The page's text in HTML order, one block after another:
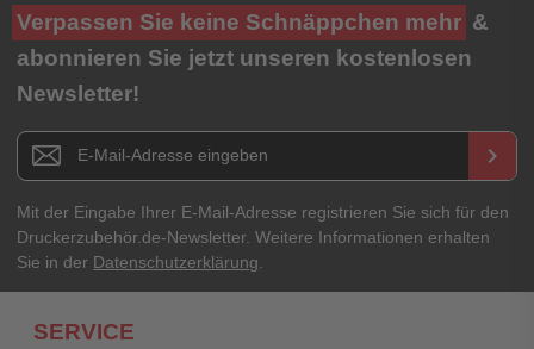
Ihre Bewertung**
★★★★★
Titel**
E-Mail-Adresse
Ihr Passwort
Verpassen Sie keine Schnäppchen mehr &
abonnieren Sie jetzt unseren kostenlosen
Newsletter!
Newsletter E-Mail Adresse keyboard_arrow_right
Mit der Eingabe Ihrer E-Mail-Adresse registrieren Sie sich für den
Druckerzubehör.de-Newsletter. Weitere Informationen erhalten
Sie in der Datenschutzerklärung
SERVICE